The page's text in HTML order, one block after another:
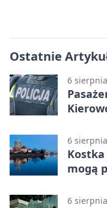
Ostatnie
6
6
mogą
6